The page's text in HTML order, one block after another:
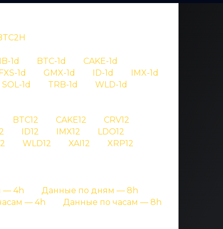
1d BTC-1d
CAKE-1d
1d GMX-1d ID-1d
IMX-1d
SOL-1d TRB-1d
WLD-1d
BTC12 CAKE12
CRV12
ID12 IMX12
LDO12
WLD12 XAI12
XRP12
— 4h
Данные по дням — 8h
— 4h
Данные по часам — 8h
с подробными данными